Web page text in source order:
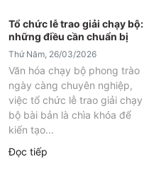
Tổ chức lễ trao giải chạy bộ:
những điều cần chuẩn bị
Thứ Năm, 26/03/2026
Văn hóa chạy bộ phong trào
ngày càng chuyên nghiệp,
việc tổ chức lễ trao giải chạy
bộ bài bản là chìa khóa để
kiến tạo...
Đọc tiếp